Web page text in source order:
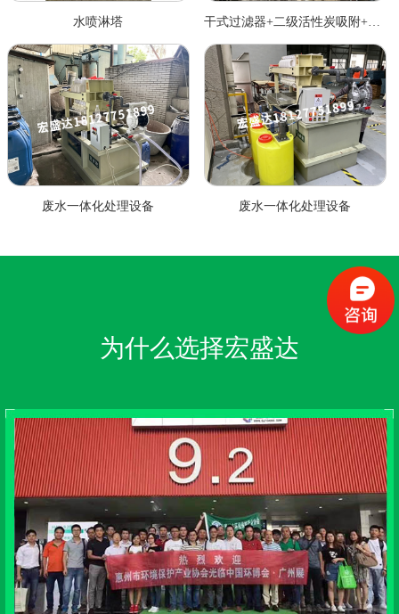
水喷淋塔 干式过滤器+二级活性炭吸附+水喷淋塔
废水一体化处理设备 废水一体化处理设备
为什么选择宏盛达